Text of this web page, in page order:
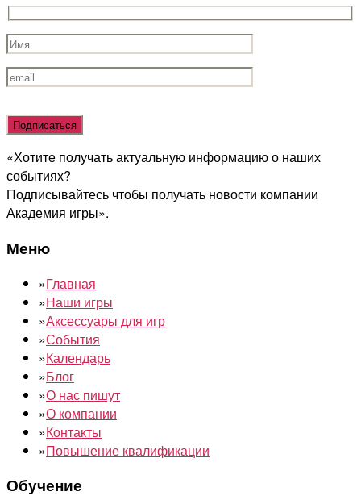
Оставьте
это
пустым.
«Хотите получать актуальную информацию о наших
событиях?
Подписывайтесь чтобы получать новости компании
Академия игры».
Меню
»Главная
»Наши игры
»Аксессуары для игр
»События
»Календарь
»Блог
»О нас пишут
»О компании
»Контакты
»Повышение квалификации
Обучение